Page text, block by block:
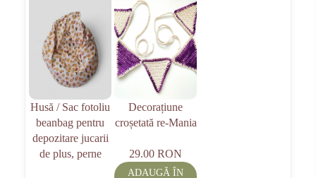
Husă / Sac fotoliu
beanbag pentru
depozitare jucarii
de plus, perne
Decorațiune
croșetată re-Mania
29.00 RON
ADAUGĂ ÎN